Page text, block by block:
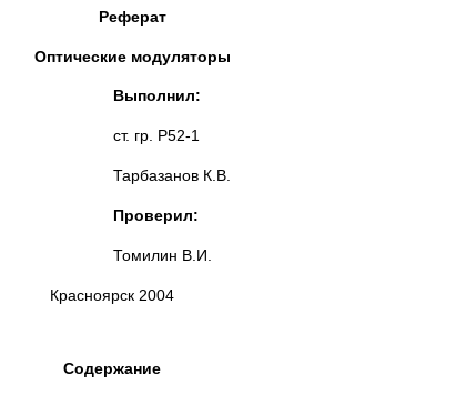
Реферат
Оптические модуляторы
Выполнил:
ст. гр. Р52-1
Тарбазанов К.В.
Проверил:
Томилин В.И.
Красноярск 2004
Содержание